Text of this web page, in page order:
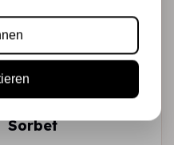
Florence •
Cardstock texture
Sorbet